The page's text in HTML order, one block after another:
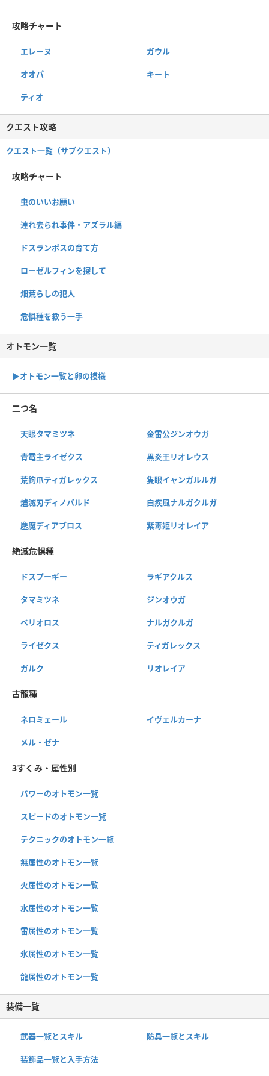
攻略チャート
エレーヌ ガウル
オオパ キート
ティオ
クエスト攻略
クエスト一覧（サブクエスト）
攻略チャート
虫のいいお願い
連れ去られ事件・アズラル編
ドスランポスの育て方
ローゼルフィンを探して
畑荒らしの犯人
危惧種を救う一手
オトモン一覧
▶︎オトモン一覧と卵の模様
二つ名
天眼タマミツネ 金雷公ジンオウガ
青電主ライゼクス 黒炎王リオレウス
荒鉤爪ティガレックス 隻眼イャンガルルガ
燼滅刃ディノバルド 白疾風ナルガクルガ
鏖魔ディアブロス 紫毒姫リオレイア
絶滅危惧種
ドスプーギー ラギアクルス
タマミツネ ジンオウガ
ベリオロス ナルガクルガ
ライゼクス ティガレックス
ガルク リオレイア
古龍種
ネロミェール イヴェルカーナ
メル・ゼナ
3すくみ・属性別
パワーのオトモン一覧
スピードのオトモン一覧
テクニックのオトモン一覧
無属性のオトモン一覧
火属性のオトモン一覧
水属性のオトモン一覧
雷属性のオトモン一覧
氷属性のオトモン一覧
龍属性のオトモン一覧
装備一覧
武器一覧とスキル 防具一覧とスキル
装飾品一覧と入手方法